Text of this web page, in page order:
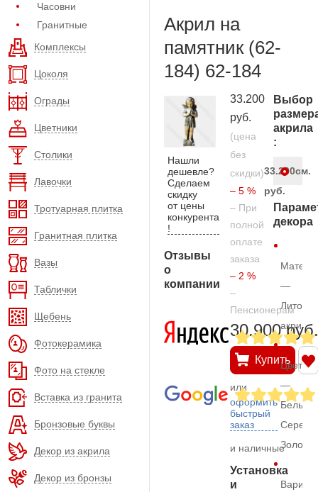
Часовни
Гранитные
Комплексы
Цоколя
Ограды
Цветники
Столики
Лавочки
Тротуарная плитка
Гранитная плитка
Вазы
Таблички
Щебень
Фотокерамика
Фото на стекле
Вставка из гранита
Бронзовые буквы
Декор из акрила
Декор из бронзы
Акрил на
памятник (62-
184) 62-184
Нашли
дешевле?
Сделаем
скидку
от цены
конкурента
!
Отзывы
о
компании
33.200
руб.
(цена
без
скидки)
– 5 %
– При
полной
оплате
заказа
– 2 %
–
Пенсионерам
30.900 руб.
Купить
или
оформить
быстрый
заказ
и наличные
Установка
и
Выбор
акрила
:
33.200
руб.
см.
декора
—
Литой
акрил
Цвет
—
Белый,
Золото